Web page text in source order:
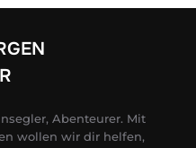
Abenteurer. Mit
wollen wir dir helfen,